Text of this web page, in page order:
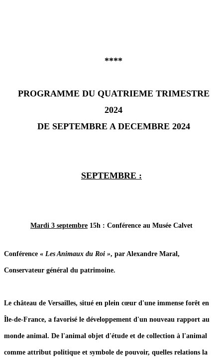
****
PROGRAMME DU QUATRIEME TRIMESTRE
2024
DE SEPTEMBRE A DECEMBRE 2024
SEPTEMBRE :
Mardi 3 septembre 15h : Conférence au Musée Calvet
Conférence « Les Animaux du Roi », par Alexandre Maral,
Conservateur général du patrimoine.
Le château de Versailles, situé en plein cœur d'une immense forêt en
Île-de-France, a favorisé le développement d'un nouveau rapport au
monde animal. De l'animal objet d'étude et de collection à l'animal
comme attribut politique et symbole de pouvoir, quelles relations la